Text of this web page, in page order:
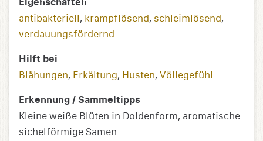
Eigenschaften
antibakteriell , krampflösend, schleimlösend,
verdauungsfördernd
Hilft bei
Blähungen, Erkältung, Husten, Völlegefühl
Erkennung / Sammeltipps
Kleine weiße Blüten in Doldenform, aromatische
sichelförmige Samen